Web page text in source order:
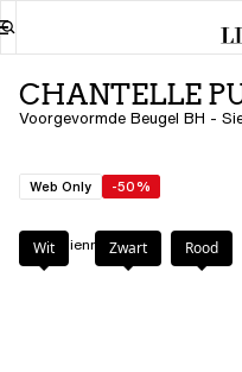
CHANTELLE
Voorgevormde Beugel BH -
Web Only -50%
Kleur: Sienna
Wit Zwart Rood